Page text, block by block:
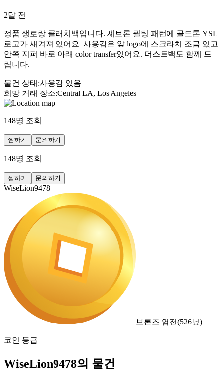
2달 전
정품 생로랑 클러치백입니다. 셰브론 퀼팅 패턴에 골드톤 YSL
로고가 새겨져 있어요. 사용감은 앞 logo에 스크라치 조금 있고
안쪽 지퍼 바로 아래 color transfer있어요. 더스트백도 함께 드
립니다.
물건 상태 :사용감 있음
희망 거래 장소:Central LA, Los Angeles
148명 조회
찜하기 문의하기
148명 조회
찜하기 문의하기
WiseLion9478
브론즈 엽전(526닢)
코인 등급
WiseLion9478의 물건